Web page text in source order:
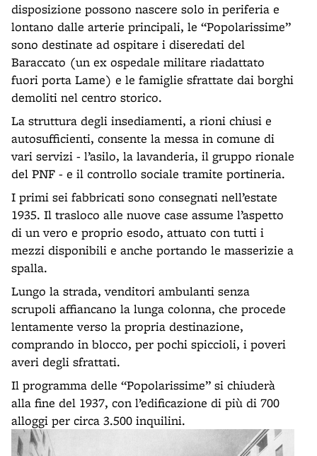
disposizione possono nascere solo in periferia e
lontano dalle arterie principali, le “Popolarissime”
sono destinate ad ospitare i diseredati del
Baraccato (un ex ospedale militare riadattato
fuori porta Lame) e le famiglie sfrattate dai borghi
demoliti nel centro storico.
La struttura degli insediamenti, a rioni chiusi e
autosufficienti, consente la messa in comune di
vari servizi - l’asilo, la lavanderia, il gruppo rionale
del PNF - e il controllo sociale tramite portineria.
I primi sei fabbricati sono consegnati nell’estate
1935. Il trasloco alle nuove case assume l’aspetto
di un vero e proprio esodo, attuato con tutti i
mezzi disponibili e anche portando le masserizie a
spalla.
Lungo la strada, venditori ambulanti senza
scrupoli affiancano la lunga colonna, che procede
lentamente verso la propria destinazione,
comprando in blocco, per pochi spiccioli, i poveri
averi degli sfrattati.
Il programma delle “Popolarissime” si chiuderà
alla fine del 1937, con l’edificazione di più di 700
alloggi per circa 3.500 inquilini.